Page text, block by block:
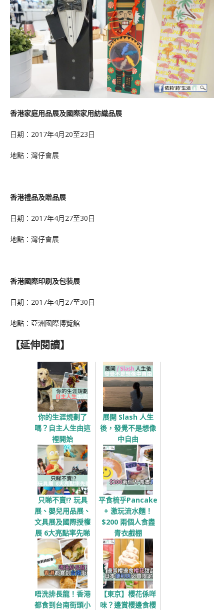
香港家庭用品展及國際家用紡織品展
日期：2017年4月20至23日
地點：灣仔會展
香港禮品及贈品展
日期：2017年4月27至30日
地點：灣仔會展
香港國際印刷及包裝展
日期：2017年4月27至30日
地點：亞洲國際博覽館
【延伸閱讀】
你的生涯規劃了
嗎？自主人生由這
裡開始
展開 Slash 人生
後，發覺不是想像
中自由
只睇不賣!? 玩具
展、嬰兒用品展、
文具展及國際授權
展 6大亮點率先睇
平食梳乎Pancake
+ 激玩流水麵！
$200 兩個人食盡
青衣戲棚
唔洗排長龍！香港
都食到台南街頭小
【東京】櫻花係咩
味？邊賞櫻邊食櫻